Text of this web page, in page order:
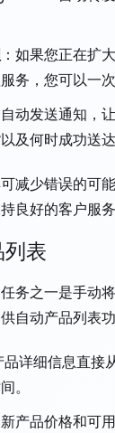
：如果您正在扩
务，您可以一
动发送通知，
及何时成功送达
减少错误的可
良好的客户服务
列表
务之一是手动
自动产品列表
详细信息直接
。
产品价格和可